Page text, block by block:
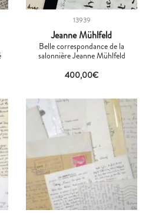
13939
Jeanne Mühlfeld
Belle correspondance de la
salonnière Jeanne Mühlfeld
400,00€